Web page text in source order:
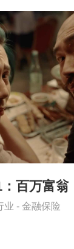
百万富翁
业 - 金融保险